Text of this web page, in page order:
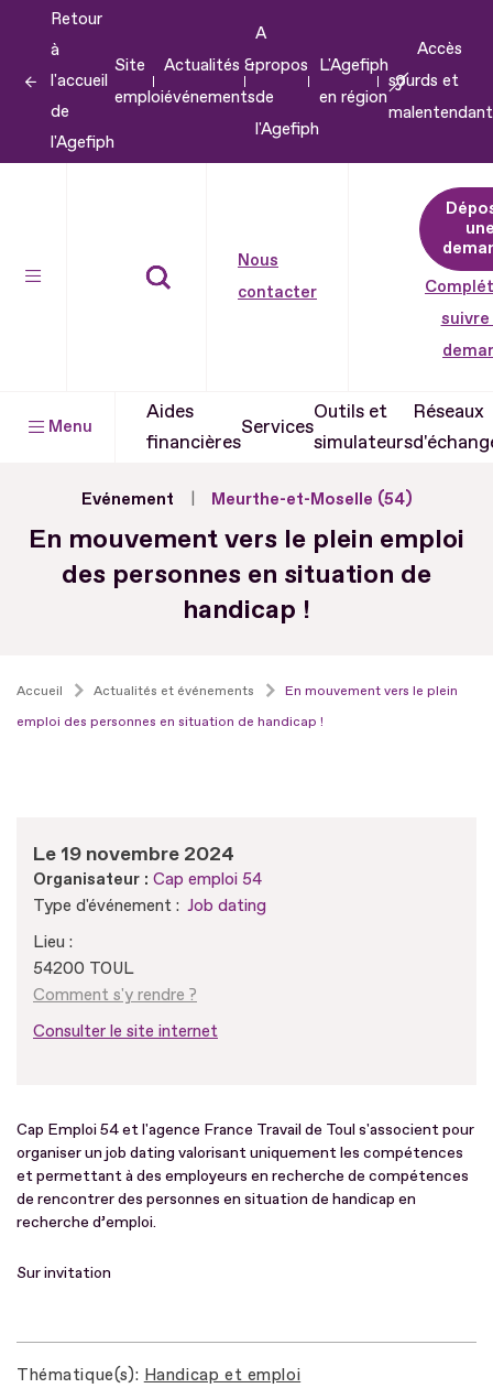
contenu
Retour
à
l'accueil
de
l'Agefiph
Site
emploi
Actualités &
événements
A
propos
de
l'Agefiph
L'Agefiph
en région
Accès
sourds et
Nous
contacter
suivre
Menu
Aides
financières
Services
Outils et
simulateurs
Réseaux
Evénement Meurthe-et-Moselle (54)
En mouvement vers le plein emploi
des personnes en situation de
handicap !
Accueil Actualités et événements
En mouvement vers le plein
emploi des personnes en situation de handicap !
Le 19 novembre 2024
Organisateur : Cap emploi 54
Type d'événement : Job dating
Lieu :
54200 TOUL
Comment s'y rendre ?
Consulter le site internet
Cap Emploi 54 et l'agence France Travail de Toul s'associent pour
organiser un job dating valorisant uniquement les compétences
et permettant à des employeurs en recherche de compétences
de rencontrer des personnes en situation de handicap en
recherche d’emploi.
Sur invitation
Thématique(s) Handicap et emploi